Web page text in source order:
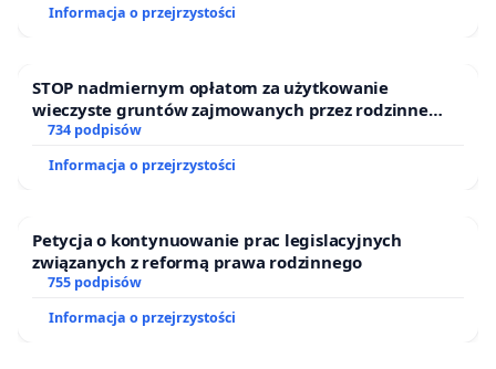
Informacja o przejrzystości
STOP nadmiernym opłatom za użytkowanie
wieczyste gruntów zajmowanych przez rodzinne
ogrody działkowe.
734 podpisów
Informacja o przejrzystości
Petycja o kontynuowanie prac legislacyjnych
związanych z reformą prawa rodzinnego
755 podpisów
Informacja o przejrzystości